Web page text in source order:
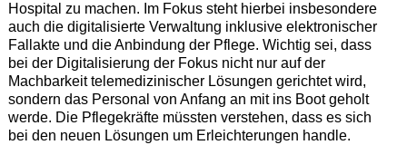
Hospital zu machen. Im Fokus steht hierbei insbesondere
auch die digitalisierte Verwaltung inklusive elektronischer
Fallakte und die Anbindung der Pflege. Wichtig sei, dass
bei der Digitalisierung der Fokus nicht nur auf der
Machbarkeit telemedizinischer Lösungen gerichtet wird,
sondern das Personal von Anfang an mit ins Boot geholt
werde. Die Pflegekräfte müssten verstehen, dass es sich
bei den neuen Lösungen um Erleichterungen handle.